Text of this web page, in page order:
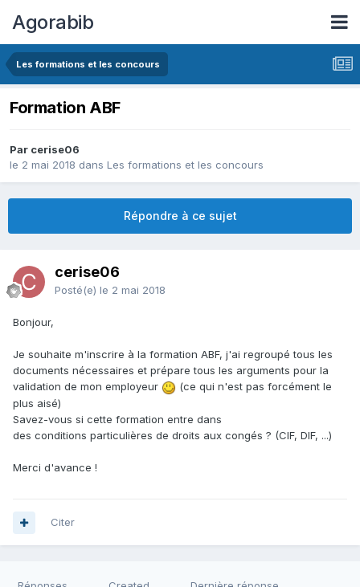
Agorabib
Les formations et les concours
Formation ABF
Par cerise06
le 2 mai 2018 dans Les formations et les concours
Répondre à ce sujet
cerise06
Posté(e) le 2 mai 2018
Bonjour,
Je souhaite m'inscrire à la formation ABF, j'ai regroupé tous les
documents nécessaires et prépare tous les arguments pour la
validation de mon employeur
(ce qui n'est pas forcément le
plus aisé)
Savez-vous si cette formation entre dans
des conditions particulières de droits aux congés ? (CIF, DIF, ...)
Merci d'avance !
Citer